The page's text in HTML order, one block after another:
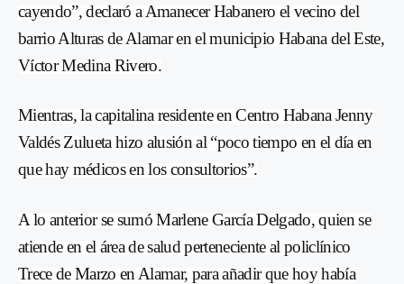
cayendo”, declaró a Amanecer Habanero el vecino del
barrio Alturas de Alamar en el municipio Habana del Este,
Víctor Medina Rivero.
Mientras, la capitalina residente en Centro Habana Jenny
Valdés Zulueta hizo alusión al “poco tiempo en el día en
que hay médicos en los consultorios”.
A lo anterior se sumó Marlene García Delgado, quien se
atiende en el área de salud perteneciente al policlínico
Trece de Marzo en Alamar, para añadir que hoy había